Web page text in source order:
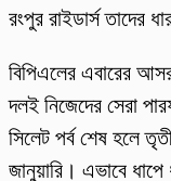
রংপুর রাইডার্স তাদের
বিপিএলের এবারের
দলই নিজেদের সেরা
সিলেট পর্ব শেষ হলে
জানুয়ারি। এভাবে